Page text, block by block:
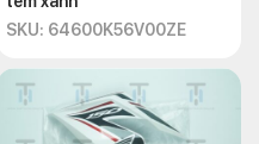
SKU: 64600K56V00ZE